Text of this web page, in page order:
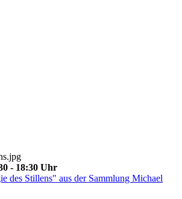
- 18:30 Uhr
des Stillens" aus der Sammlung Michael